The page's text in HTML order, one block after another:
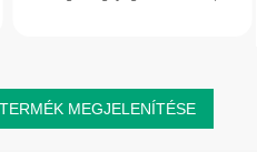
MEGJELENÍTÉSE